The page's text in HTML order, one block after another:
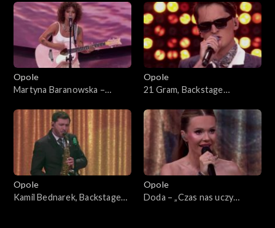
63. KFPP: Koncert „Debiuty”
Koncert „Debiuty”
Opole
Martyna Baranowska –
„Debiuty”
Opole
21 Gram, Backstage
być”. 63. KFPP: Koncert
„Debiuty”
Opole
Kamil Bednarek, Backstage
Opole
Doda – „Czas nas uczy